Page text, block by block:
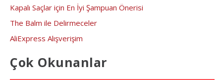
Kapalı Saçlar için En İyi Şampuan Önerisi
The Balm ile Delirmeceler
AliExpress Alışverişim
Çok Okunanlar